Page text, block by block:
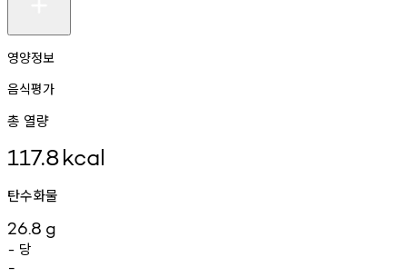
영양정보
음식평가
총 열량
117.8kcal
탄수화물
26.8 g
- 당
-